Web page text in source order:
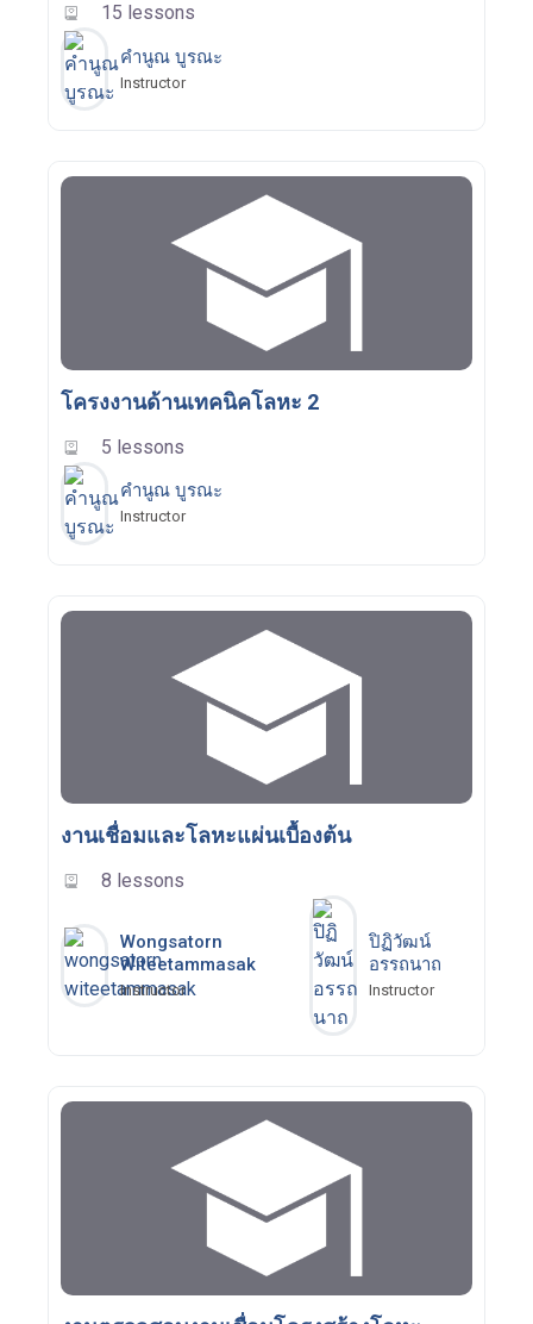
15 lessons
คำนูณ บูรณะ
Instructor
โครงงานด้านเทคนิคโลหะ 2
5 lessons
คำนูณ บูรณะ
Instructor
งานเชื่อมและโลหะแผ่นเบื้องต้น
8 lessons
Wongsatorn
Witeetammasak
Instructor
ปิฏิวัฒน์
อรรถนาถ
Instructor